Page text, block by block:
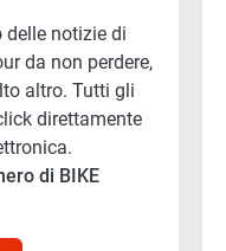
delle notizie di
da non perdere,
altro. Tutti gli
direttamente
di BIKE